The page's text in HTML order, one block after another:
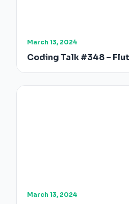
March 13, 2024
Coding Talk #348 –
March 13, 2024